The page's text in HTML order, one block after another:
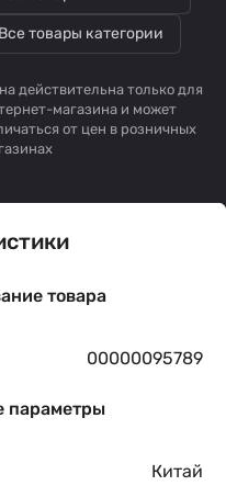
Все товары категории
действительна только для
магазина и может
от цен в розничных
товара
00000095789
параметры
Китай